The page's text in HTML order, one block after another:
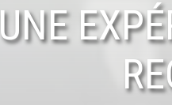
UNE